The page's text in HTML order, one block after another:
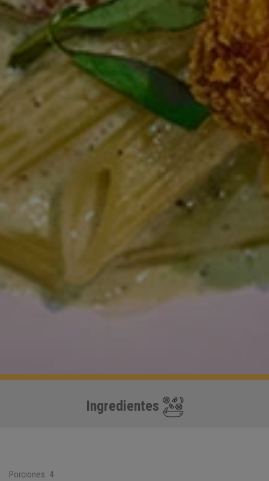
Ingredientes
Porciones: 4